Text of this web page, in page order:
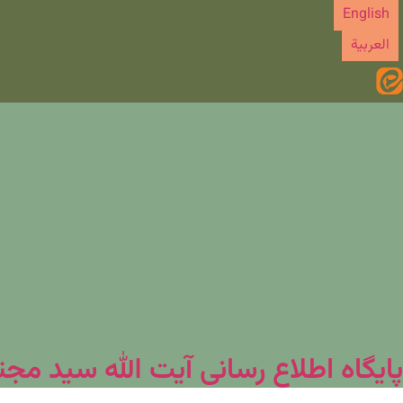
پرش
محتوا
English
العربیة
پایگاه اطلاع رسانی آیت الله سید